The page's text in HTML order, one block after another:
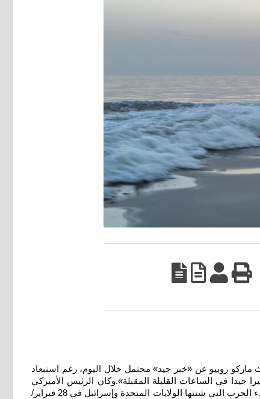
ماركو روبيو عن «خبر جيد» محتمل خلال اليوم، رغم استبعاد
جيدا في الساعات القليلة المقبلة».وكان الرئيس الأميركي
دونالد ترامب قد أشار في وقت سابق إلى تسوية «قطعت شوطا كبيرا»، تنص على إعادة فتح مضيق هرمز، المغلق فعليا من جانب إيران منذ بدء الحرب التي شنتها الولايات المتحدة وإسرائيل في 28 فبراير/